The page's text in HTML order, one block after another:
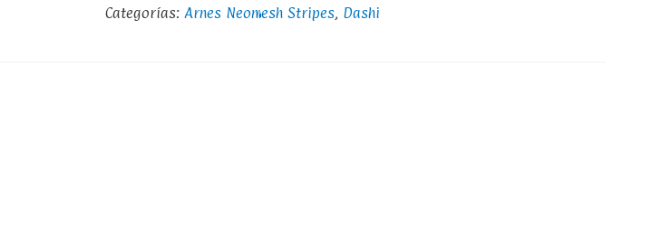
Categorías: Arnes Neomesh Stripes, Dashi